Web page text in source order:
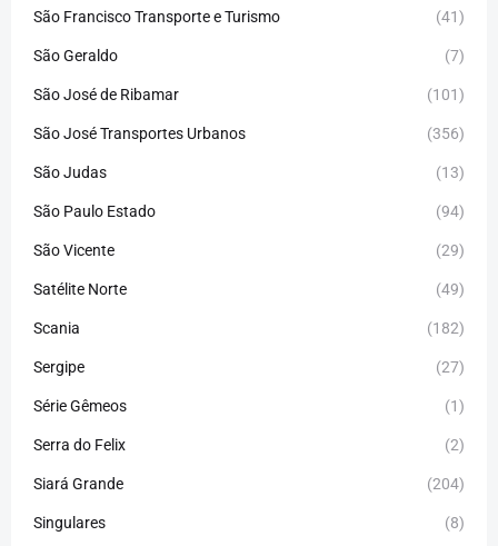
São Francisco Transporte e Turismo (41)
São Geraldo (7)
São José de Ribamar (101)
São José Transportes Urbanos (356)
São Judas (13)
São Paulo Estado (94)
São Vicente (29)
Satélite Norte (49)
Scania (182)
Sergipe (27)
Série Gêmeos (1)
Serra do Felix (2)
Siará Grande (204)
Singulares (8)